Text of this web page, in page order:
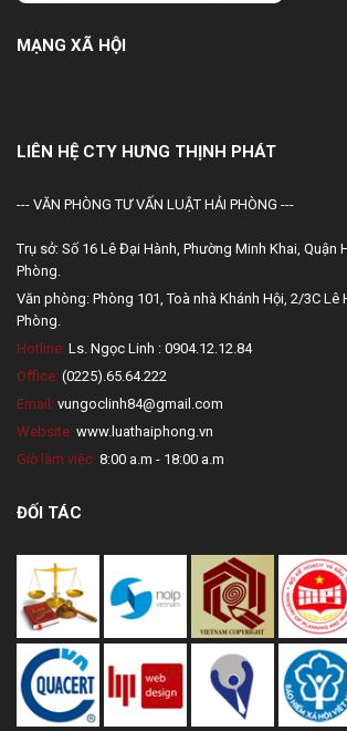
MẠNG XÃ HỘI
LIÊN HỆ CTY HƯNG THỊNH PHÁT
--- VĂN PHÒNG TƯ VẤN LUẬT HẢI PHÒNG ---
Trụ sở: Số 16 Lê Đại Hành, Phường Minh Khai, Quận
Phòng.
Văn phòng: Phòng 101, Toà nhà Khánh Hội, 2/3C Lê
Phòng.
Hotline: Ls. Ngọc Linh : 0904.12.12.84
Office: (0225).65.64.222
Email: vungoclinh84@gmail.com
Website: www.luathaiphong.vn
Giờ làm việc: 8:00 a.m - 18:00 a.m
ĐỐI TÁC